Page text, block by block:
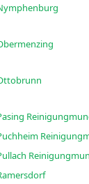
Erfahrene Küchenreinigung Pasing
Erfahrene Küchenreinigung
Erfahrene Küchenreinigung Pullach